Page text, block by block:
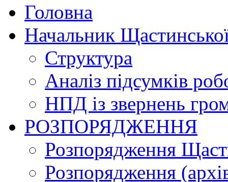
Головна
Начальник
Структура
Аналіз підсумків
НПД із звернень
РОЗПОРЯДЖЕННЯ
Розпорядження
Розпорядження